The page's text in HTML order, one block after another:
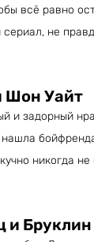
всё равно
не
Шон Уайт
и задорный
никогда не
и